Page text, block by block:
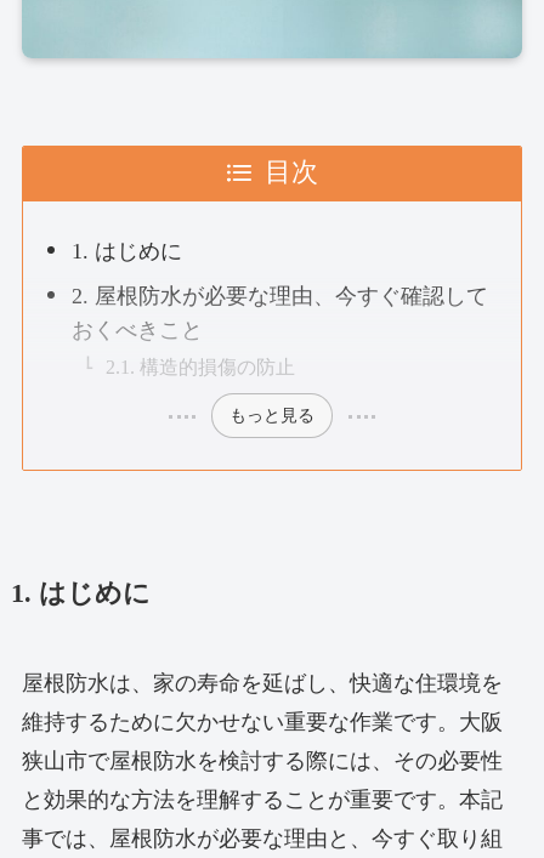
目次
1. はじめに
2. 屋根防水が必要な理由、今すぐ確認して
おくべきこと
2.1. 構造的損傷の防止
もっと見る
1. はじめに
屋根防水は、家の寿命を延ばし、快適な住環境を
維持するために欠かせない重要な作業です。大阪
狭山市で屋根防水を検討する際には、その必要性
と効果的な方法を理解することが重要です。本記
事では、屋根防水が必要な理由と、今すぐ取り組